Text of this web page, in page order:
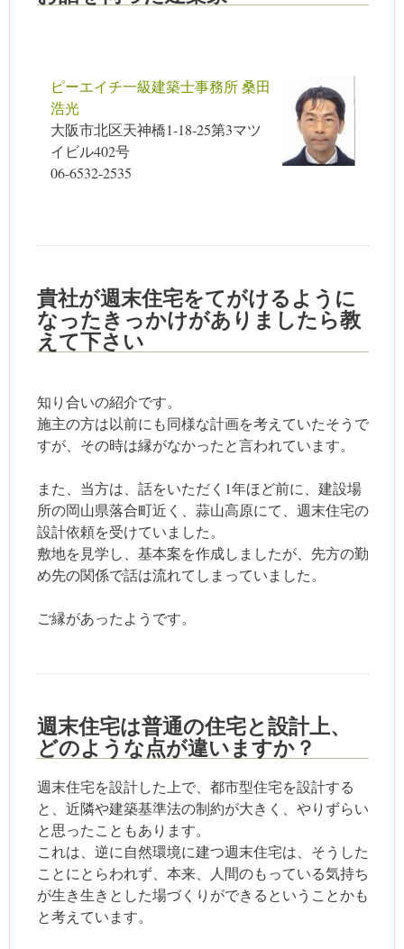
ピーエイチ一級建築士事務所 桑田
浩光
大阪市北区天神橋1-18-25第3マツ
イビル402号
06-6532-2535
貴社が週末住宅をてがけるように
なったきっかけがありましたら教
えて下さい
知り合いの紹介です。
施主の方は以前にも同様な計画を考えていたそうで
すが、その時は縁がなかったと言われています。
また、当方は、話をいただく1年ほど前に、建設場
所の岡山県落合町近く、蒜山高原にて、週末住宅の
設計依頼を受けていました。
敷地を見学し、基本案を作成しましたが、先方の勤
め先の関係で話は流れてしまっていました。
ご縁があったようです。
週末住宅は普通の住宅と設計上、
どのような点が違いますか？
週末住宅を設計した上で、都市型住宅を設計する
と、近隣や建築基準法の制約が大きく、やりずらい
と思ったこともあります。
これは、逆に自然環境に建つ週末住宅は、そうした
ことにとらわれず、本来、人間のもっている気持ち
が生き生きとした場づくりができるということかも
と考えています。